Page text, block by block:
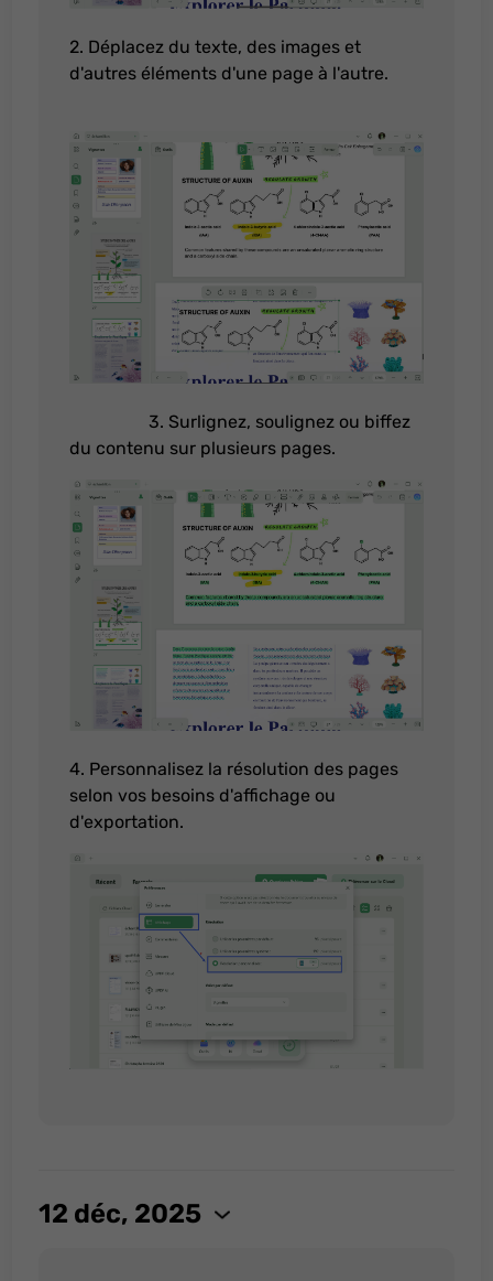
2. Déplacez du texte, des images et
d'autres éléments d'une page à l'autre.
3. Surlignez, soulignez ou biffez
du contenu sur plusieurs pages.
4. Personnalisez la résolution des pages
selon vos besoins d'affichage ou
d'exportation.
12 déc, 2025